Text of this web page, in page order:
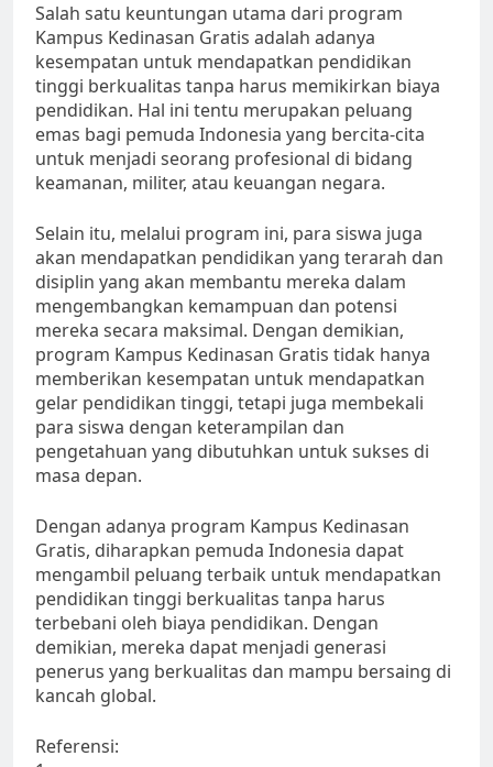
Salah satu keuntungan utama dari program
Kampus Kedinasan Gratis adalah adanya
kesempatan untuk mendapatkan pendidikan
tinggi berkualitas tanpa harus memikirkan biaya
pendidikan. Hal ini tentu merupakan peluang
emas bagi pemuda Indonesia yang bercita-cita
untuk menjadi seorang profesional di bidang
keamanan, militer, atau keuangan negara.
Selain itu, melalui program ini, para siswa juga
akan mendapatkan pendidikan yang terarah dan
disiplin yang akan membantu mereka dalam
mengembangkan kemampuan dan potensi
mereka secara maksimal. Dengan demikian,
program Kampus Kedinasan Gratis tidak hanya
memberikan kesempatan untuk mendapatkan
gelar pendidikan tinggi, tetapi juga membekali
para siswa dengan keterampilan dan
pengetahuan yang dibutuhkan untuk sukses di
masa depan.
Dengan adanya program Kampus Kedinasan
Gratis, diharapkan pemuda Indonesia dapat
mengambil peluang terbaik untuk mendapatkan
pendidikan tinggi berkualitas tanpa harus
terbebani oleh biaya pendidikan. Dengan
demikian, mereka dapat menjadi generasi
penerus yang berkualitas dan mampu bersaing di
kancah global.
Referensi: